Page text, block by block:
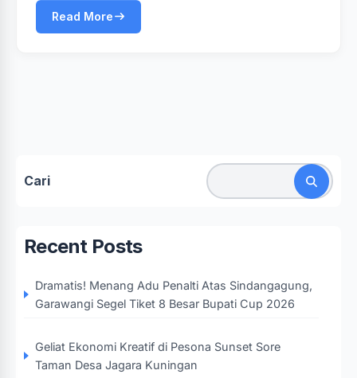
Read More
Cari
Recent Posts
Dramatis! Menang Adu Penalti Atas Sindangagung,
Garawangi Segel Tiket 8 Besar Bupati Cup 2026
Geliat Ekonomi Kreatif di Pesona Sunset Sore
Taman Desa Jagara Kuningan